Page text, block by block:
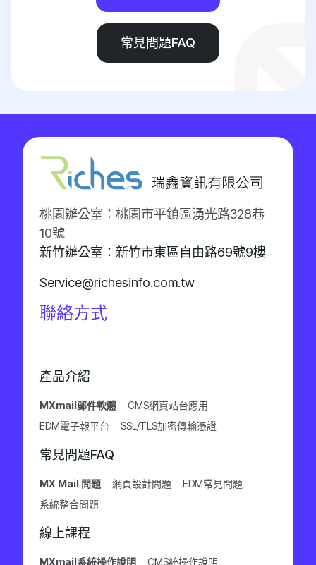
常見問題FAQ
桃園辦公室：桃園市平鎮區湧光路328巷
10號
新竹辦公室：新竹市東區自由路69號9樓
Service@richesinfo.com.tw
聯絡方式
產品介紹
MXmail郵件軟體
CMS網頁站台應用
EDM電子報平台
SSL/TLS加密傳輸憑證
常見問題FAQ
MX Mail 問題 網頁設計問題
EDM常見問題
系統整合問題
線上課程
MXmail系統操作說明 CMS統操作說明